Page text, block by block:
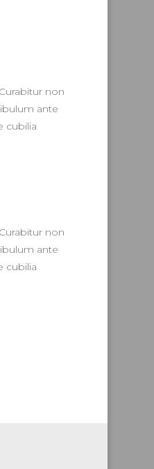
non
ante
cubilia
non
ante
cubilia